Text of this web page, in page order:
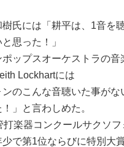
樹氏には 「 耕平は 1音を
と思った ！
」
ポップスオーケス ト ラの音
Lockhartには
ンのこ んな音聴いた事がな
！ 」 と言わ しめた 。
打楽器コンク ールサク ソフ
少で第1位ならびに特別大